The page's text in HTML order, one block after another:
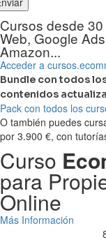
Cursos desde
Web, Google
Amazon...
Acceder a
Bundle con todos
contenidos
Pack con todos los
O también puedes
por 3.900 €, con
Curso
para
Online
Más Información